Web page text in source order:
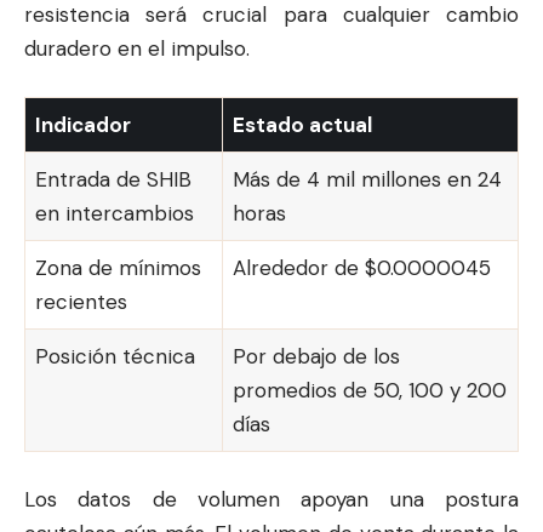
resistencia será crucial para cualquier cambio
duradero en el impulso.
Indicador Estado actual
Entrada de SHIB
en intercambios
Más de 4 mil millones en 24
horas
Zona de mínimos
recientes
Alrededor de $0.0000045
Posición técnica
Por debajo de los
promedios de 50, 100 y 200
días
Los datos de volumen apoyan una postura